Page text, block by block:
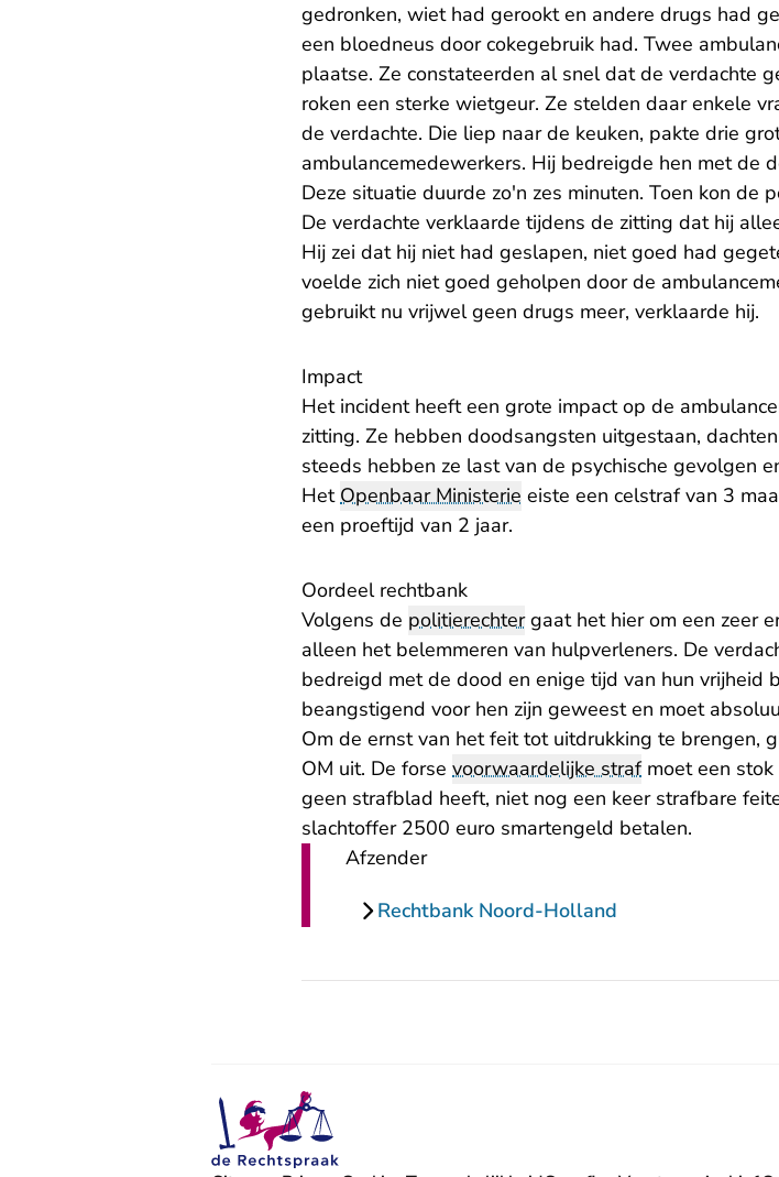
gedronken, wiet had gerookt en andere drugs had
een bloedneus door cokegebruik had. Twee
plaatse. Ze constateerden al snel dat de verdachte
roken een sterke wietgeur. Ze stelden daar enkele
de verdachte. Die liep naar de keuken, pakte drie
ambulancemedewerkers. Hij bedreigde hen met de
Deze situatie duurde zo'n zes minuten. Toen kon de
De verdachte verklaarde tijdens de zitting dat hij
Hij zei dat hij niet had geslapen, niet goed had
voelde zich niet goed geholpen door de
gebruikt nu vrijwel geen drugs meer, verklaarde hij.
Impact
Het incident heeft een grote impact op de
zitting. Ze hebben doodsangsten uitgestaan,
steeds hebben ze last van de psychische gevolgen
HetOpenbaar Ministerie eiste een celstraf van 3
een proeftijd van 2 jaar.
Oordeel rechtbank
Volgens de politierechtergaat het hier om een zeer
alleen het belemmeren van hulpverleners. De
bedreigd met de dood en enige tijd van hun vrijheid
beangstigend voor hen zijn geweest en moet
Om de ernst van het feit tot uitdrukking te brengen,
OM uit. De forse voorwaardelijke strafmoet een stok
geen strafblad heeft, niet nog een keer strafbare
slachtoffer 2500 euro smartengeld betalen.
Afzender
Rechtbank Noord-Holland